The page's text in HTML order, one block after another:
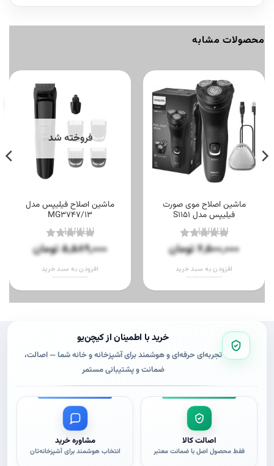
محصولات مشابه
ماشین اصلاح موی صورت
فیلیپس مدل S1151
نمره5از
5
6,500,000تومان
افزودن به سبد خرید
می
باشد.
ها
ممکن
است
در
صفحه
محصول
فروخته شد
ماشین اصلاح فیلیپس مدل
MG3747/13
نمره5از
5
5,589,000تومان
افزودن به سبد خرید
می
باشد.
ها
ممکن
است
در
صفحه
محصول
خرید با اطمینان از کیچن‌یو
تجربه‌ای حرفه‌ای و هوشمند برای آشپزخانه و خانه شما — اصالت،
ضمانت و پشتیبانی مستمر
اصالت کالا
فقط محصول اصل با ضمانت معتبر
مشاوره خرید
انتخاب هوشمند برای آشپزخانه‌تان